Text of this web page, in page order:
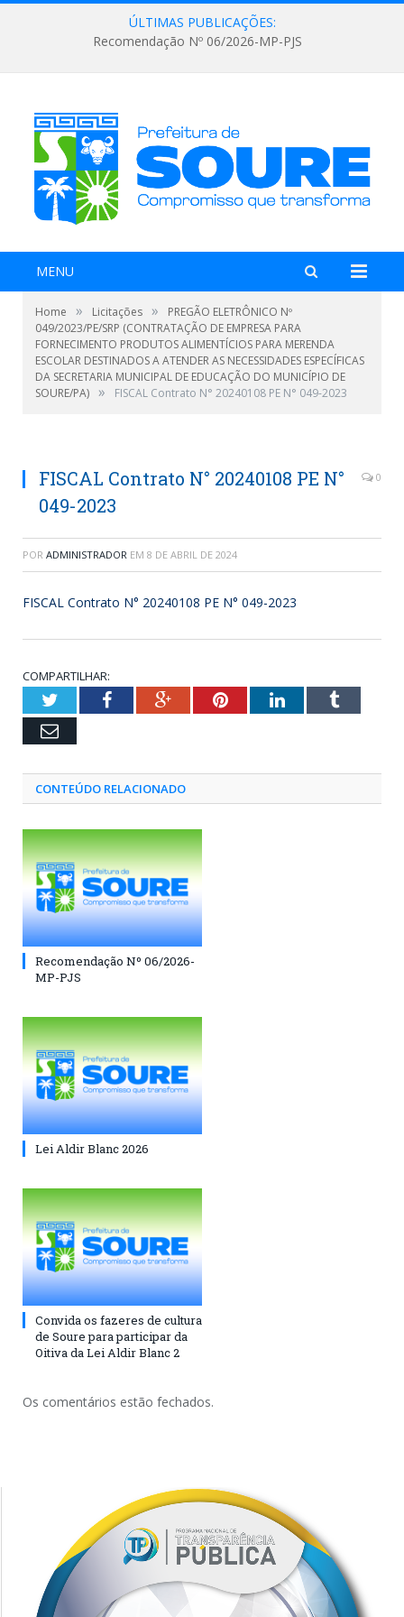
ÚLTIMAS PUBLICAÇÕES:
Recomendação Nº 06/2026-MP-PJS
MENU
Home » Licitações »
PREGÃO ELETRÔNICO Nº
049/2023/PE/SRP (CONTRATAÇÃO DE EMPRESA PARA
FORNECIMENTO PRODUTOS ALIMENTÍCIOS PARA MERENDA
ESCOLAR DESTINADOS A ATENDER AS NECESSIDADES ESPECÍFICAS
DA SECRETARIA MUNICIPAL DE EDUCAÇÃO DO MUNICÍPIO DE
SOURE/PA) » FISCAL Contrato N° 20240108 PE N° 049-2023
FISCAL Contrato N° 20240108 PE N°
049-2023
0
POR ADMINISTRADOR EM 8 DE ABRIL DE 2024
FISCAL Contrato N° 20240108 PE N° 049-2023
COMPARTILHAR:
TwitterFacebookGoogle+PinterestLinkedInTumblr
Email
CONTEÚDO RELACIONADO
Recomendação Nº 06/2026-
MP-PJS
Lei Aldir Blanc 2026
Convida os fazeres de cultura
de Soure para participar da
Oitiva da Lei Aldir Blanc 2
Os comentários estão fechados.